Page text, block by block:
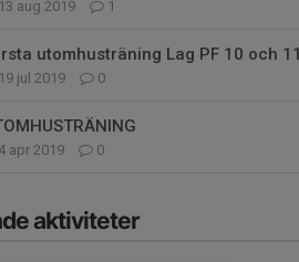
13 aug 2019 1
utomhusträning Lag PF 10 och 11
19 jul 2019 0
4 apr 2019 0
aktiviteter